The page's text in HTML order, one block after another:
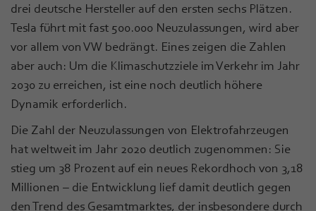
drei deutsche Hersteller auf den ersten sechs Plätzen.
Tesla führt mit fast 500.000 Neuzulassungen, wird aber
vor allem von VW bedrängt. Eines zeigen die Zahlen
aber auch: Um die Klimaschutzziele im Verkehr im Jahr
2030 zu erreichen, ist eine noch deutlich höhere
Dynamik erforderlich.
Die Zahl der Neuzulassungen von Elektrofahrzeugen
hat weltweit im Jahr 2020 deutlich zugenommen: Sie
stieg um 38 Prozent auf ein neues Rekordhoch von 3,18
Millionen – die Entwicklung lief damit deutlich gegen
den Trend des Gesamtmarktes, der insbesondere durch